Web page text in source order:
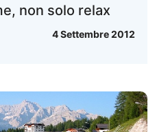
non solo relax
4 Settembre 2012